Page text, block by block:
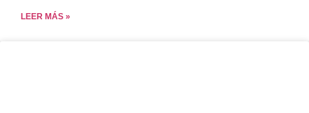
LEER MÁS »